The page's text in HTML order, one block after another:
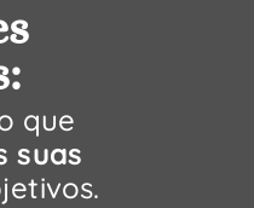
que
suas